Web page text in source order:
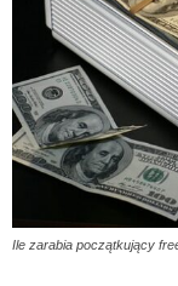
Ile zarabia początkujący